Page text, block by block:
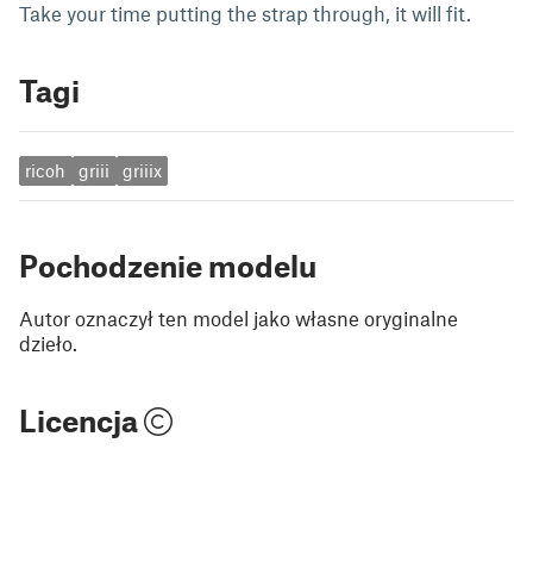
Take your time putting the strap through, it will fit.
Tagi
ricoh griii griiix
Pochodzenie modelu
Autor oznaczył ten model jako własne oryginalne
dzieło.
Licencja